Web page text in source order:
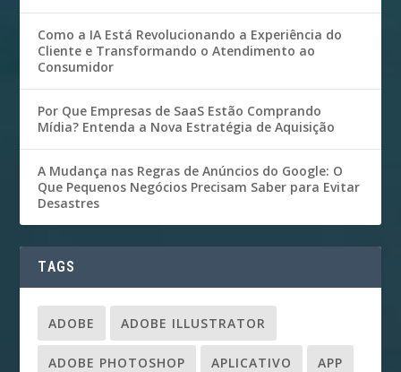
Como a IA Está Revolucionando a Experiência do
Cliente e Transformando o Atendimento ao
Consumidor
Por Que Empresas de SaaS Estão Comprando
Mídia? Entenda a Nova Estratégia de Aquisição
A Mudança nas Regras de Anúncios do Google: O
Que Pequenos Negócios Precisam Saber para Evitar
Desastres
TAGS
ADOBE ADOBE ILLUSTRATOR
ADOBE PHOTOSHOP APLICATIVO APP